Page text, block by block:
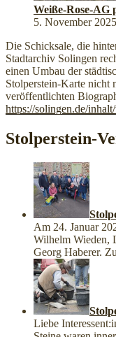
Weiße-Rose-AG
5. November 2025
Die Schicksale, die
Stadtarchiv Solingen
einen Umbau der
Stolperstein-Karte nicht
veröffentlichten
https://solingen.de/
Stolperstein-
Am 24. Januar
Wilhelm Wieden,
Georg Haberer.
Liebe